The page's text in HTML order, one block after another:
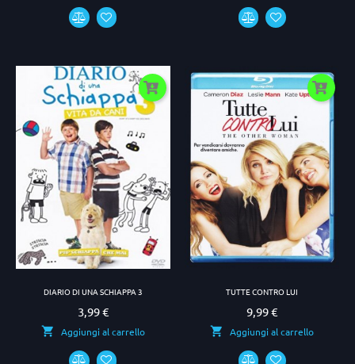
DIARIO DI UNA SCHIAPPA 3
Prezzo
3,99 €
Aggiungi al carrello
TUTTE CONTRO LUI
Prezzo
9,99 €
Aggiungi al carrello